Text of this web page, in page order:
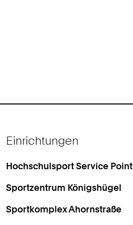
Einrichtungen
Hochschulsport Service Point
Sportzentrum Königshügel
Sportkomplex Ahornstraße